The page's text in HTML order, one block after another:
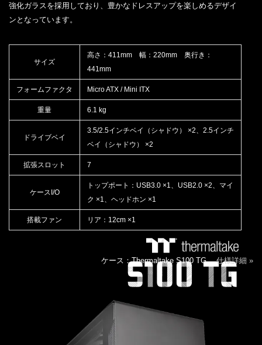
強化ガラスを採用しており、豊かなドレスアップを楽しめるデザイ
ンとなっています。
サイズ
高さ：411mm 幅：220mm 奥行き：
441mm
フォームファクタ Micro ATX / Mini ITX
重量 6.1 kg
ドライブベイ
3.5/2.5インチベイ（シャドウ） ×2、2.5インチ
ベイ（シャドウ） ×2
拡張スロット 7
ケースI/O
トップポート：USB3.0 ×1、USB2.0 ×2、マイ
ク ×1、ヘッドホン ×1
搭載ファン リア：12cm ×1
ケース：Thermaltake S100 TG仕様詳細 »